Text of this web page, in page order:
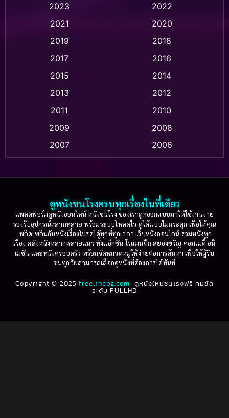
Animation แอนิเมชั่น (1)
Animation แอนิเมชัน (1)
Based on a True Story เรื่องจริง(75)
Based on Novel(16)
Betrayal(1)
Biography(3)
2023
2022
2021
2020
2019
2018
2017
2016
2015
2014
2013
2012
2011
2010
2009
2008
2007
2006
2003
2002
2001
2000
1999
1998
1997
1996
1995
1994
1993
1992
1991
1990
ดูหนังชนโรงครบทุกเรื่องในที่เดียว
แพลตฟอร์มดูหนังออนไลน์ หนังชนโรง ของเราถูกออกแบบมาให้ใช้งานง่าย
รองรับอุปกรณ์หลากหลาย พร้อมระบบโหลดไว ดูได้แบบไม่กระตุก เพื่อให้คุณ
เพลิดเพลินกับหนังเรื่องโปรดได้ทุกที่ทุกเวลา เว็บหนังออนไลน์ รวมหนังทุก
เรื่อง คลังหนังหลากหลายแนว ทั้งแอ็กชัน โรแมนติก สยองขวัญ คอมเมดี้ อนิ
เมชัน และหนังครอบครัว พร้อมจัดหมวดหมู่ให้ง่ายต่อการค้นหา เพื่อให้ผู้รับ
ชมทุกวัยสามารถเลือกดูหนังที่ต้องการได้ทันที
Copyright © 2025freelinebg.com ดูหนังใหม่ชนโรงฟรี คมชัด
ระดับ FULLHD